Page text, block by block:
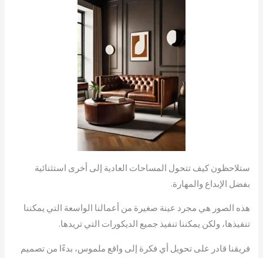
ستلاحظون كيف تتحول المساحات العادية إلى أخرى استثنائية
بفضل الإبداع والمهارة.
هذه الصور هي مجرد عينة صغيرة من أعمالنا الواسعة التي يمكننا
تنفيذها، ولكن يمكننا تنفيذ جميع الديكورات التي تريدها.
فريقنا قادر على تحويل أي فكرة إلى واقع ملموس، بدءًا من تصميم